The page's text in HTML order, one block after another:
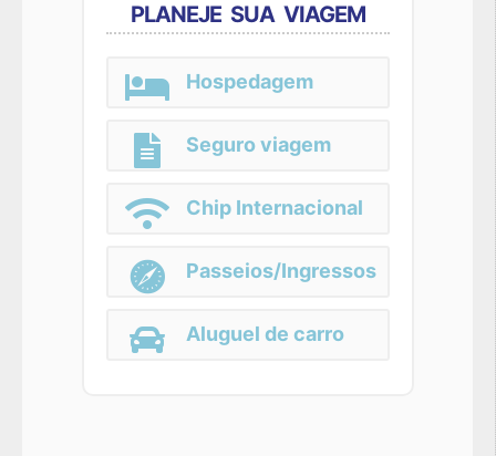
PLANEJE SUA VIAGEM
Hospedagem
Seguro viagem
Chip Internacional
Passeios/Ingressos
Aluguel de carro